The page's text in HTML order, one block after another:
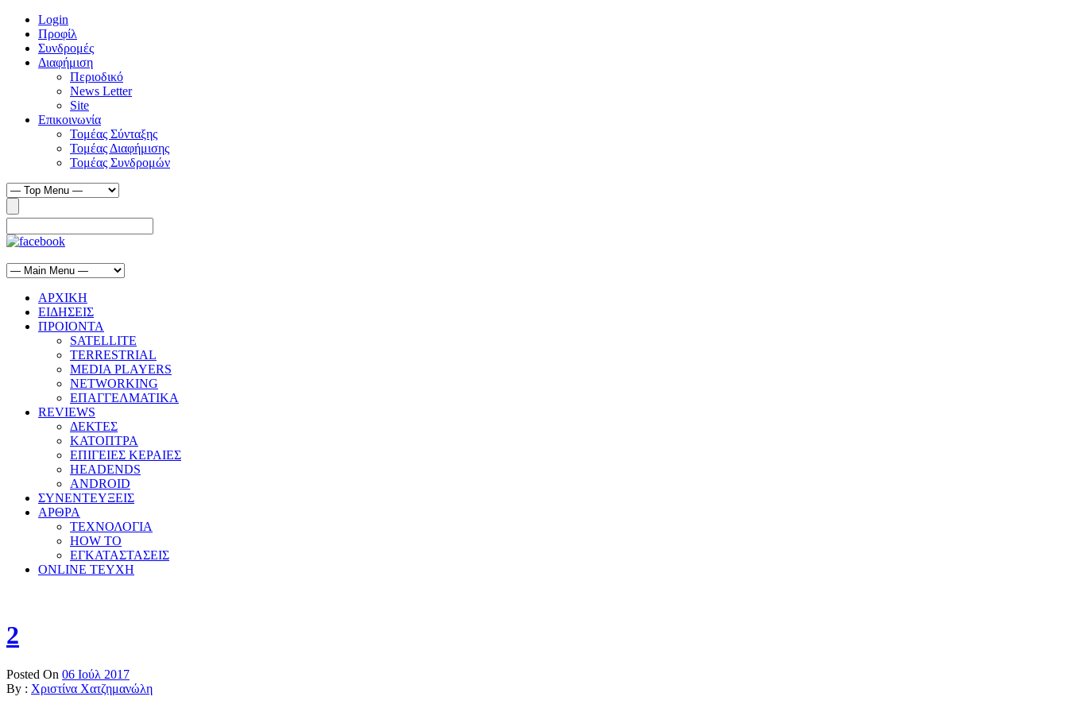
Login
Προφίλ
Συνδρομές
Διαφήμιση
Περιοδικό
News Letter
Site
Επικοινωνία
Τομέας Σύνταξης
Τομέας Διαφήμισης
Τομέας Συνδρομών
ΑΡΧΙΚΗ
ΕΙΔΗΣΕΙΣ
ΠΡΟΙΟΝΤΑ
SATELLITE
TERRESTRIAL
MEDIA PLAYERS
NETWORKING
ΕΠΑΓΓΕΛΜΑΤΙΚΑ
REVIEWS
ΔΕΚΤΕΣ
ΚΑΤΟΠΤΡΑ
ΕΠΙΓΕΙΕΣ ΚΕΡΑΙΕΣ
HEADENDS
ANDROID
ΣΥΝΕΝΤΕΥΞΕΙΣ
ΑΡΘΡΑ
ΤΕΧΝΟΛΟΓΙΑ
HOW TO
ΕΓΚΑΤΑΣΤΑΣΕΙΣ
ONLINE TEYXH
2
Posted On 06 Ιούλ 2017
By : Χριστίνα Χατζημανώλη